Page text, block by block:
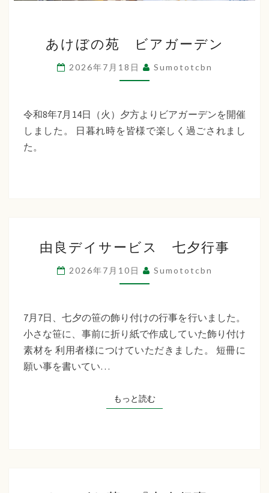
け
ぼ
の
ビ
ア
あけぼの苑 ビアガーデン
2026年7月18日 Sumototcbn
令和8年7月14日（火）夕方よりビアガーデンを開催
しました。 日暮れ時を皆様で楽しく過ごされまし
た。
良
デ
イ
ー
ビ
ス
行
事
由良デイサービス 七夕行事
2026年7月10日 Sumototcbn
7月7日、七夕の笹の飾り付けの行事を行いました。
小さな笹に、事前に折り紙で作成していた飾り付け
素材を 利用者様につけていただきました。 短冊に
願い事を書いてい…
もっと読むもっと読む